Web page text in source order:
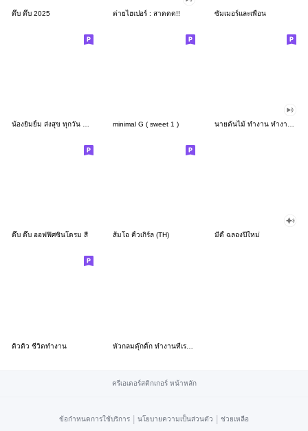
ดึ๊บ ดึ๊บ 2025 ต่ายไฮเปอร์ : สาดดด!! ซัมเมอร์และเพื่อน
minimal G ( sweet 1 )
ดึ๊บ ดึ๊บ ออฟฟิศซินโดรม สี่ ส้มโอ คิ้วเกิร์ล (TH) มีดี้ ฉลองปีใหม่
ดิวดิว ชีวิตทำงาน
ครีเอเตอร์สติกเกอร์ หน้าหลัก
ข้อกำหนดการใช้บริการ | นโยบายความเป็นส่วนตัว | ช่วยเหลือ